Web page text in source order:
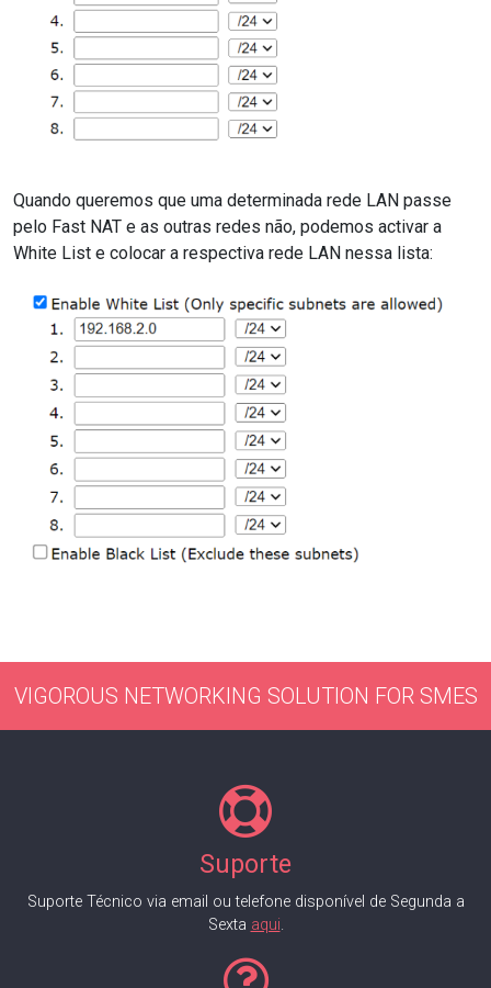
Quando queremos que uma determinada rede LAN passe
pelo Fast NAT e as outras redes não, podemos activar a
White List e colocar a respectiva rede LAN nessa lista:
VIGOROUS NETWORKING SOLUTION FOR SMES
Suporte
Suporte Técnico via email ou telefone disponível de Segunda a
Sexta aqui.